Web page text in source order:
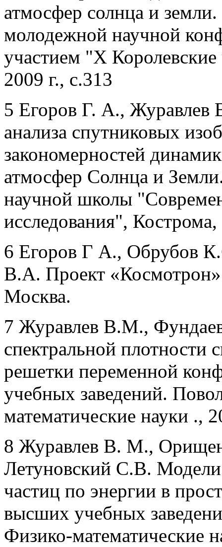
атмосфер солнца и
молодежной научной
участием "X
2009 г., с.313
5 Егоров Г. А.,
анализа спутниковых
закономерностей
атмосфер Солнца и
научной школы
исследования",
6 Егоров Г А., Обрубов
В.А. Проект
Москва.
7 Журавлев В.М.,
спектральной плотности
решетки переменной
учебных заведений.
математические науки .,
8 Журавлев В. М.,
Летуновский С.В.
частиц по энергии в
высших учебных
Физико-математические